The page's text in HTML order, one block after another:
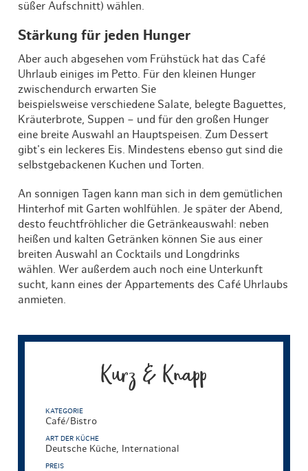
süßer Aufschnitt) wählen.
Stärkung für jeden Hunger
Aber auch abgesehen vom Frühstück hat das Café
Uhrlaub einiges im Petto. Für den kleinen Hunger
zwischendurch erwarten Sie
beispielsweise verschiedene Salate, belegte Baguettes,
Kräuterbrote, Suppen – und für den großen Hunger
eine breite Auswahl an Hauptspeisen. Zum Dessert
gibt's ein leckeres Eis. Mindestens ebenso gut sind die
selbstgebackenen Kuchen und Torten.
An sonnigen Tagen kann man sich in dem gemütlichen
Hinterhof mit Garten wohlfühlen. Je später der Abend,
desto feuchtfröhlicher die Getränkeauswahl: neben
heißen und kalten Getränken können Sie aus einer
breiten Auswahl an Cocktails und Longdrinks
wählen. Wer außerdem auch noch eine Unterkunft
sucht, kann eines der Appartements des Café Uhrlaubs
anmieten.
Kurz & Knapp
KATEGORIE
Café/Bistro
ART DER KÜCHE
Deutsche Küche, International
PREIS